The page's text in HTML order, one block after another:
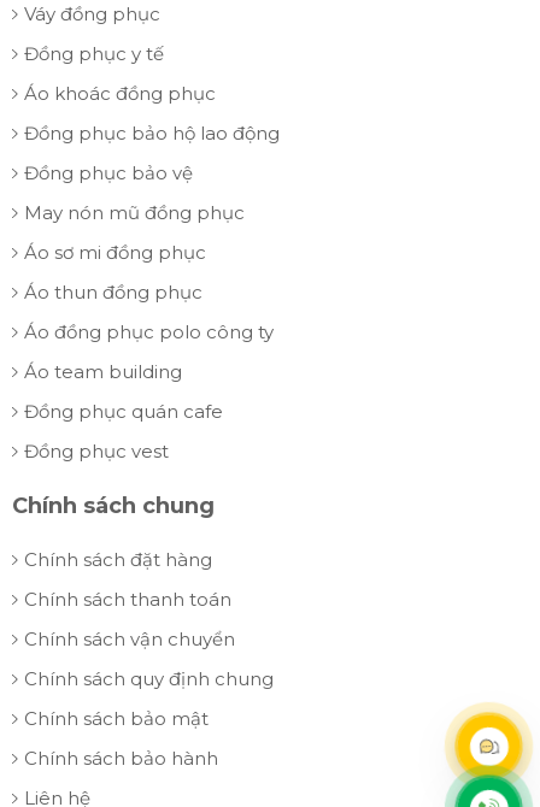
Váy đồng phục
Đồng phục y tế
Áo khoác đồng phục
Đồng phục bảo hộ lao động
Đồng phục bảo vệ
May nón mũ đồng phục
Áo sơ mi đồng phục
Áo thun đồng phục
Áo đồng phục polo công ty
Áo team building
Đồng phục quán cafe
Đồng phục vest
Chính sách chung
Chính sách đặt hàng
Chính sách thanh toán
Chính sách vận chuyển
Chính sách quy định chung
Chính sách bảo mật
Chính sách bảo hành
Liên hệ